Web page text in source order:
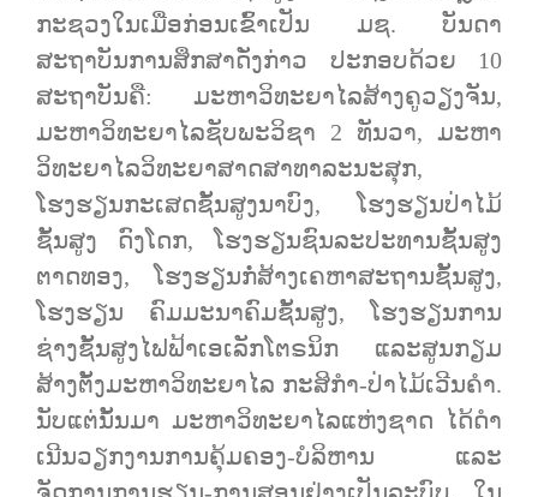
ກະຊວງໃນເມື່ອກ່ອນເຂົ້າເປັນ ມຊ. ບັນດາ
ສະຖາບັນການສຶກສາດັ່ງກ່າວ ປະກອບດ້ວຍ 10
ສະຖາບັນຄື: ມະຫາວິທະຍາໄລສ້າງຄູວຽງຈັນ,
ມະຫາວິທະຍາໄລຊັບພະວິຊາ 2 ທັນວາ, ມະຫາ
ວິທະຍາໄລວິທະຍາສາດສາທາລະນະສຸກ,
ໂຮງຮຽນກະເສດຊັ້ນສູງນາບົງ, ໂຮງຮຽນປ່າໄມ້
ຊັ້ນສູງ ດົງໂດກ, ໂຮງຮຽນຊົນລະປະທານຊັ້ນສູງ
ຕາດທອງ, ໂຮງຮຽນກໍ່ສ້າງເຄຫາສະຖານຊັ້ນສູງ,
ໂຮງຮຽນ ຄົມມະນາຄົມຊັ້ນສູງ, ໂຮງຮຽນການ
ຊ່າງຊັ້ນສູງໄຟຟ້າເອເລັກໂຕຣນິກ ແລະສູນກຽມ
ສ້າງຕັ້ງມະຫາວິທະຍາໄລ ກະສິກໍາ-ປ່າໄມ້ເວີນຄໍາ.
ນັບແຕ່ນັ້ນມາ ມະຫາວິທະຍາໄລແຫ່ງຊາດ ໄດ້ດໍາ
ເນີນວຽກງານການຄຸ້ມຄອງ-ບໍລິຫານ ແລະ